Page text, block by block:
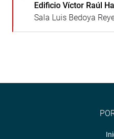
Edificio Víctor Raúl
Sala Luis Bedoya